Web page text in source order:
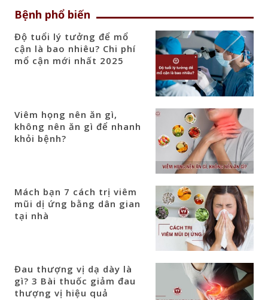
Bệnh phổ biến
Độ tuổi lý tưởng để mổ
cận là bao nhiêu? Chi phí
mổ cận mới nhất 2025
Viêm họng nên ăn gì,
không nên ăn gì để nhanh
khỏi bệnh?
Mách bạn 7 cách trị viêm
mũi dị ứng bằng dân gian
tại nhà
Đau thượng vị dạ dày là
gì? 3 Bài thuốc giảm đau
thượng vị hiệu quả